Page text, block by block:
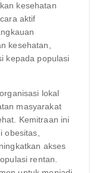
kesehatan
aktif
kesehatan,
kepada populasi
lokal
masyarakat
Kemitraan ini
obesitas,
akses
rentan.